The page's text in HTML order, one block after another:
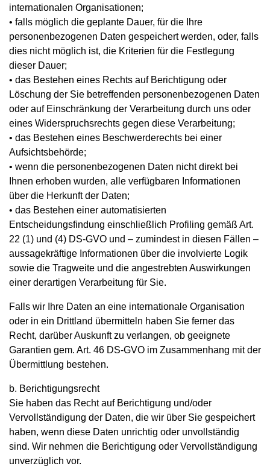
internationalen Organisationen;
• falls möglich die geplante Dauer, für die Ihre
personenbezogenen Daten gespeichert werden, oder, falls
dies nicht möglich ist, die Kriterien für die Festlegung
dieser Dauer;
• das Bestehen eines Rechts auf Berichtigung oder
Löschung der Sie betreffenden personenbezogenen Daten
oder auf Einschränkung der Verarbeitung durch uns oder
eines Widerspruchsrechts gegen diese Verarbeitung;
• das Bestehen eines Beschwerderechts bei einer
Aufsichtsbehörde;
• wenn die personenbezogenen Daten nicht direkt bei
Ihnen erhoben wurden, alle verfügbaren Informationen
über die Herkunft der Daten;
• das Bestehen einer automatisierten
Entscheidungsfindung einschließlich Profiling gemäß Art.
22 (1) und (4) DS-GVO und – zumindest in diesen Fällen –
aussagekräftige Informationen über die involvierte Logik
sowie die Tragweite und die angestrebten Auswirkungen
einer derartigen Verarbeitung für Sie.
Falls wir Ihre Daten an eine internationale Organisation
oder in ein Drittland übermitteln haben Sie ferner das
Recht, darüber Auskunft zu verlangen, ob geeignete
Garantien gem. Art. 46 DS-GVO im Zusammenhang mit der
Übermittlung bestehen.
b. Berichtigungsrecht
Sie haben das Recht auf Berichtigung und/oder
Vervollständigung der Daten, die wir über Sie gespeichert
haben, wenn diese Daten unrichtig oder unvollständig
sind. Wir nehmen die Berichtigung oder Vervollständigung
unverzüglich vor.